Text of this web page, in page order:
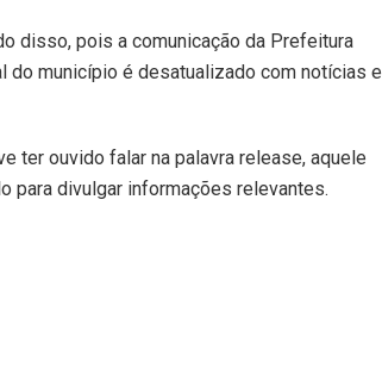
disso, pois a comunicação da Prefeitura
do município é desatualizado com notícias e
ter ouvido falar na palavra release, aquele
para divulgar informações relevantes.